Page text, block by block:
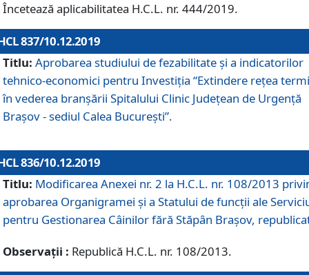
Încetează aplicabilitatea H.C.L. nr. 444/2019.
837/10.12.2019
Titlu: Aprobarea studiului de fezabilitate și a indicatorilor
tehnico-economici pentru Investiția “Extindere rețea
în vederea branșării Spitalului Clinic Județean de Urgență
Brașov - sediul Calea București”.
836/10.12.2019
Titlu: Modificarea Anexei nr. 2 la H.C.L. nr. 108/2013
aprobarea Organigramei şi a Statului de funcții ale
pentru Gestionarea Câinilor fără Stăpân Brașov,
Observații : Republică H.C.L. nr. 108/2013.